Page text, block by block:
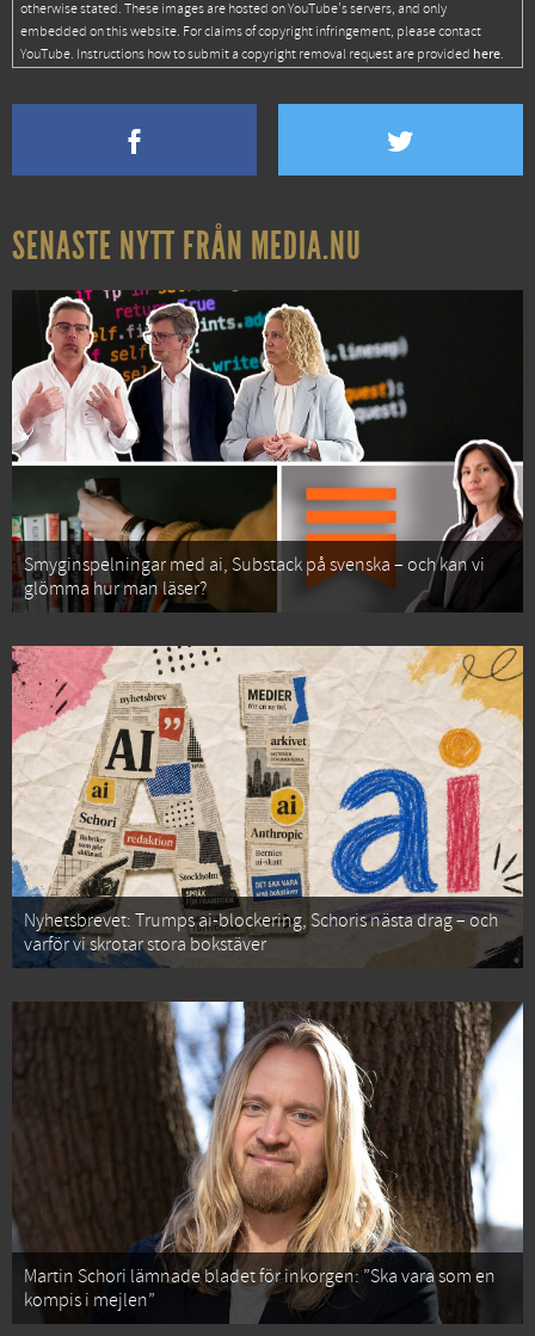
otherwise stated. These images are hosted on YouTube's servers, and only
embedded on this website. For claims of copyright infringement, please contact
YouTube. Instructions how to submit a copyright removal request are provided here.
SENASTE NYTT FRÅN MEDIA.NU
Smyginspelningar med ai, Substack på svenska – och kan vi
glömma hur man läser?
Nyhetsbrevet: Trumps ai-blockering, Schoris nästa drag – och
varför vi skrotar stora bokstäver
Martin Schori lämnade bladet för inkorgen: ”Ska vara som en
kompis i mejlen”